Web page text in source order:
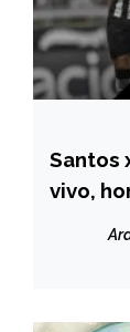
NOTÍCIAS
Santos
vivo,